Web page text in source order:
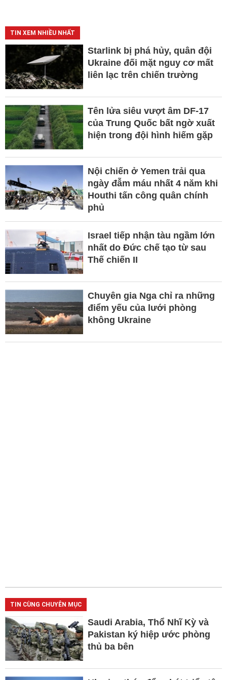
TIN XEM NHIỀU NHẤT
Starlink bị phá hủy, quân đội
Ukraine đối mặt nguy cơ mất
liên lạc trên chiến trường
Tên lửa siêu vượt âm DF-17
của Trung Quốc bất ngờ xuất
hiện trong đội hình hiếm gặp
Nội chiến ở Yemen trải qua
ngày đẫm máu nhất 4 năm khi
Houthi tấn công quân chính
phủ
Israel tiếp nhận tàu ngầm lớn
nhất do Đức chế tạo từ sau
Thế chiến II
Chuyên gia Nga chỉ ra những
điểm yếu của lưới phòng
không Ukraine
TIN CÙNG CHUYÊN MỤC
Saudi Arabia, Thổ Nhĩ Kỳ và
Pakistan ký hiệp ước phòng
thủ ba bên